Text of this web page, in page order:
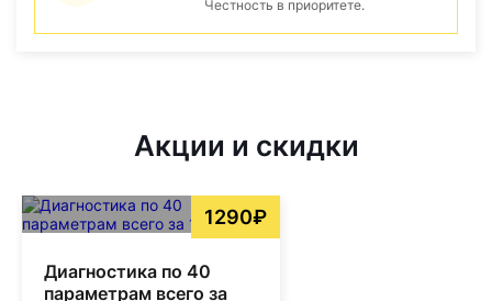
Честность в приоритете.
Акции и скидки
1290₽
Диагностика по 40
параметрам всего за